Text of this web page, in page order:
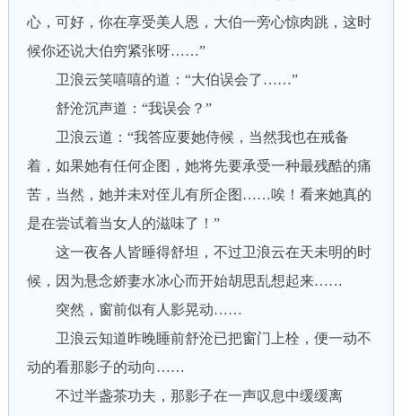
心，可好，你在享受美人恩，大伯一旁心惊肉跳，这时
候你还说大伯穷紧张呀……”
卫浪云笑嘻嘻的道：“大伯误会了……”
舒沧沉声道：“我误会？”
卫浪云道：“我答应要她侍候，当然我也在戒备
着，如果她有任何企图，她将先要承受一种最残酷的痛
苦，当然，她并未对侄儿有所企图……唉！看来她真的
是在尝试着当女人的滋味了！”
这一夜各人皆睡得舒坦，不过卫浪云在天未明的时
候，因为悬念娇妻水冰心而开始胡思乱想起来……
突然，窗前似有人影晃动……
卫浪云知道昨晚睡前舒沧已把窗门上栓，便一动不
动的看那影子的动向……
不过半盏茶功夫，那影子在一声叹息中缓缓离